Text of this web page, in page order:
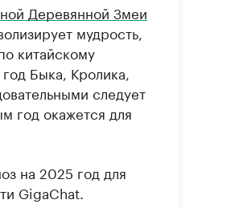
Деревянной Змеи
мудрость,
китайскому
Быка, Кролика,
следует
год окажется для
на 2025 год для
GigaChat.